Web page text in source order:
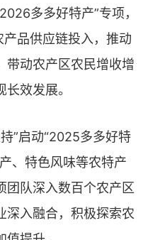
多多好特产”专项，
产品供应链投入，推动
带动农产区农民增收增
效发展。
”启动“2025多多好特
、特色风味等农特产
团队深入数百个农产区
深入融合，积极探索农